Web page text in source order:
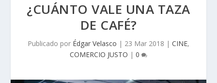
¿CUÁNTO VALE UNA TAZA
DE CAFÉ?
Publicado por Édgar Velasco | 23 Mar 2018 | CINE,
COMERCIO JUSTO | 0